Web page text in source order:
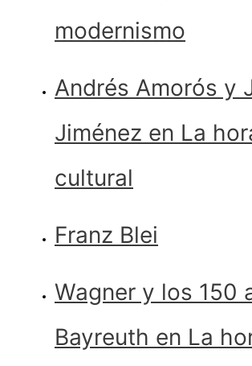
modernismo
Andrés Amorós y
Jiménez en La
cultural
Franz Blei
Wagner y los 150
Bayreuth en La